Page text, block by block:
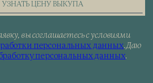
УЗНАТЬ ЦЕНУ ВЫКУПА
вы соглашаетесь с условиями
персональных данных.Даю
персональных данных.